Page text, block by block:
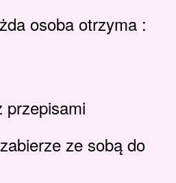
osoba otrzyma :
przepisami
ze sobą do